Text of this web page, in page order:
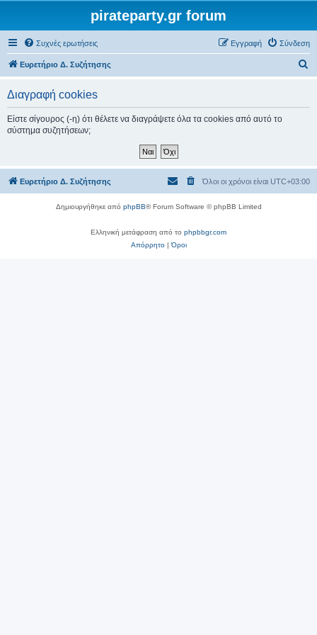
pirateparty.gr forum
Συχνές ερωτήσεις Σύνδεση
Εγγραφή
Ευρετήριο Δ. Συζήτησης
σ
Διαγραφή cookies
Είστε σίγουρος (-η) ότι θέλετε να διαγράψετε όλα τα cookies από αυτό το
σύστημα συζητήσεων;
Ευρετήριο Δ. Συζήτησης Όλοι οι χρόνοι είναι UTC+03:00
Δημιουργήθηκε από phpBB® Forum Software © phpBB Limited
Ελληνική μετάφραση από το phpbbgr.com
Απόρρητο|Όροι